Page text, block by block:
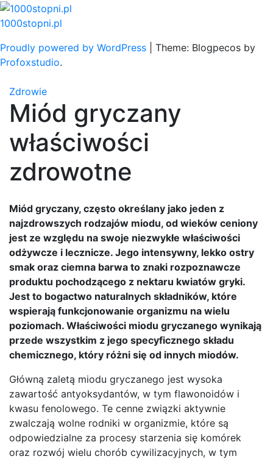
Skip
to
1000stopni.pl
Proudly powered by WordPress
Theme: Blogpecos by
Profoxstudio.
Zdrowie
Miód gryczany
właściwości
zdrowotne
Miód gryczany, często określany jako jeden z
najzdrowszych rodzajów miodu, od wieków ceniony
jest ze względu na swoje niezwykłe właściwości
odżywcze i lecznicze. Jego intensywny, lekko ostry
smak oraz ciemna barwa to znaki rozpoznawcze
produktu pochodzącego z nektaru kwiatów gryki.
Jest to bogactwo naturalnych składników, które
wspierają funkcjonowanie organizmu na wielu
poziomach. Właściwości miodu gryczanego wynikają
przede wszystkim z jego specyficznego składu
chemicznego, który różni się od innych miodów.
Główną zaletą miodu gryczanego jest wysoka
zawartość antyoksydantów, w tym flawonoidów i
kwasu fenolowego. Te cenne związki aktywnie
zwalczają wolne rodniki w organizmie, które są
odpowiedzialne za procesy starzenia się komórek
oraz rozwój wielu chorób cywilizacyjnych, w tym